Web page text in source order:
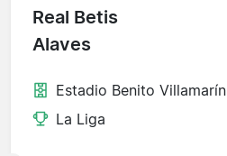
Real Betis
Alaves
Estadio Benito Villamarín
La Liga